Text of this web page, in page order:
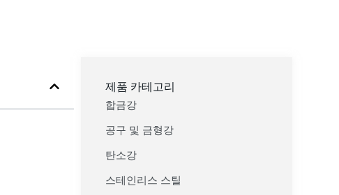
제품 카테고리
합금강
공구 및 금형강
탄소강
스테인리스 스틸